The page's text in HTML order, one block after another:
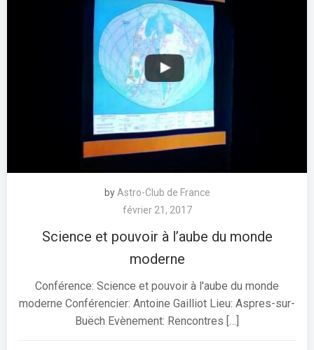
by Astro-Club de France
février 21, 2017
Science et pouvoir à l’aube du monde
moderne
Conférence: Science et pouvoir à l'aube du monde
moderne Conférencier: Antoine Gailliot Lieu: Aspres-sur-
Buëch Evènement: Rencontres […]